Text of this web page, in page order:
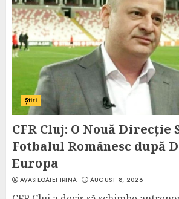
Știri
CFR Cluj: O Nouă
Fotbalul Românesc după
Europa
AVASILOAIEI IRINA AUGUST 8, 2026